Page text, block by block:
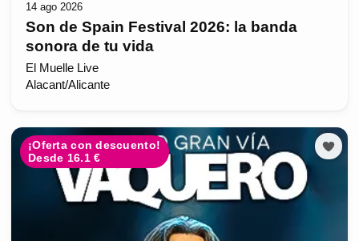
14 ago 2026
Son de Spain Festival 2026: la banda
sonora de tu vida
El Muelle Live
Alacant/Alicante
¡Oferta con descuento!
Desde 16.1 €